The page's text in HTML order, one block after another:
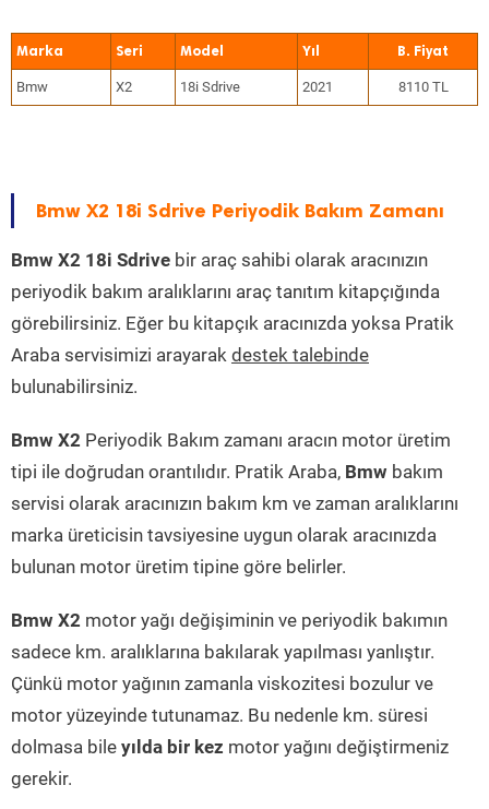
Marka Seri Model Yıl
Bmw X2 18i Sdrive 2021 8110 TL
Bmw X2 18i Sdrive Periyodik Bakım Zamanı
Bmw X2 18i Sdrive bir araç sahibi olarak aracınızın
periyodik bakım aralıklarını araç tanıtım kitapçığında
görebilirsiniz. Eğer bu kitapçık aracınızda yoksa Pratik
Araba servisimizi arayarak destek talebinde
bulunabilirsiniz.
Bmw X2 Periyodik Bakım zamanı aracın motor üretim
tipi ile doğrudan orantılıdır. Pratik Araba, Bmw bakım
servisi olarak aracınızın bakım km ve zaman aralıklarını
marka üreticisin tavsiyesine uygun olarak aracınızda
bulunan motor üretim tipine göre belirler.
Bmw X2 motor yağı değişiminin ve periyodik bakımın
sadece km. aralıklarına bakılarak yapılması yanlıştır.
Çünkü motor yağının zamanla viskozitesi bozulur ve
motor yüzeyinde tutunamaz. Bu nedenle km. süresi
dolmasa bile yılda bir kez motor yağını değiştirmeniz
gerekir.